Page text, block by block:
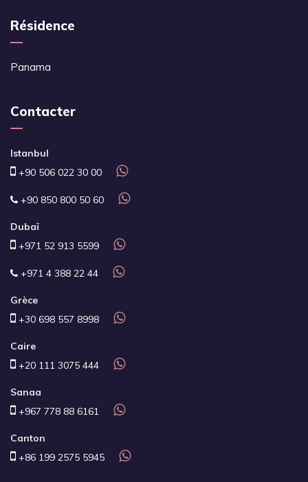
Résidence
Panama
Contacter
Istanbul
+90 506 022 30 00
+90 850 800 50 60
Dubaï
+971 52 913 5599
+971 4 388 22 44
Grèce
+30 698 557 8998
Caire
+20 111 3075 444
Sanaa
+967 778 88 6161
Canton
+86 199 2575 5945